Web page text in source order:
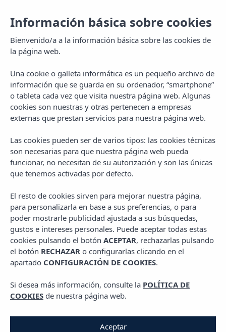
MENU
PLANES EN MALLORCA
Recorrido por el
interior: estos son los
pueblos más bonitos
Mallorca
Información básica sobre cookies
Bienvenido/a a la información básica sobre las cookies de
la página web.
Una cookie o galleta informática es un pequeño archivo de
información que se guarda en su ordenador, “smartphone”
o tableta cada vez que visita nuestra página web. Algunas
cookies son nuestras y otras pertenecen a empresas
externas que prestan servicios para nuestra página web.
Las cookies pueden ser de varios tipos: las cookies técnicas
son necesarias para que nuestra página web pueda
funcionar, no necesitan de su autorización y son las únicas
que tenemos activadas por defecto.
El resto de cookies sirven para mejorar nuestra página,
para personalizarla en base a sus preferencias, o para
poder mostrarle publicidad ajustada a sus búsquedas,
gustos e intereses personales. Puede aceptar todas estas
cookies pulsando el botón ACEPTAR, rechazarlas pulsando
el botón RECHAZAR o configurarlas clicando en el
apartado CONFIGURACIÓN DE COOKIES.
Si desea más información, consulte la POLÍTICA DE
COOKIES de nuestra página web.
Aceptar